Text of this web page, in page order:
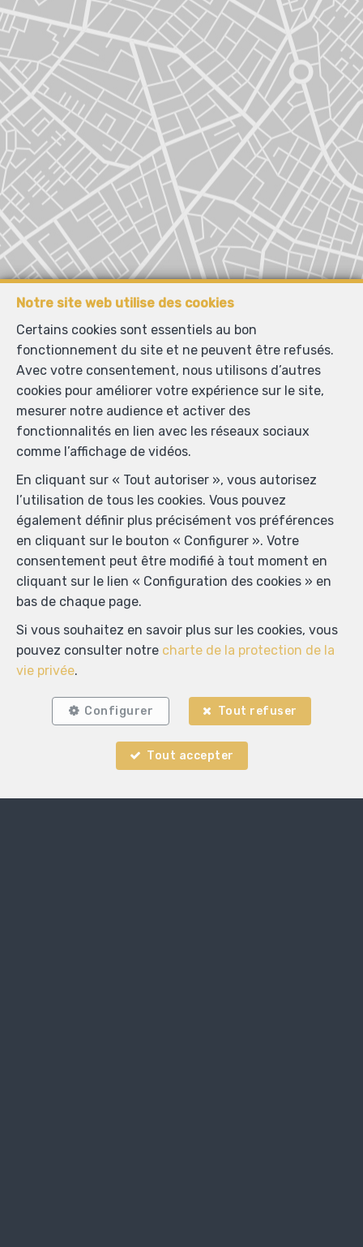
Localiser sur la carte
Notre site web utilise des cookies
Certains cookies sont essentiels au bon
fonctionnement du site et ne peuvent être refusés.
Avec votre consentement, nous utilisons d’autres
cookies pour améliorer votre expérience sur le site,
mesurer notre audience et activer des
fonctionnalités en lien avec les réseaux sociaux
comme l’affichage de vidéos.
En cliquant sur « Tout autoriser », vous autorisez
l’utilisation de tous les cookies. Vous pouvez
également définir plus précisément vos préférences
en cliquant sur le bouton « Configurer ». Votre
consentement peut être modifié à tout moment en
cliquant sur le lien « Configuration des cookies » en
bas de chaque page.
Si vous souhaitez en savoir plus sur les cookies, vous
pouvez consulter notre charte de la protection de la
vie privée.
Configurer Tout refuser
Tout accepter
Dim immo
—
1800 Vilvoorde
—
MOB.0470915140